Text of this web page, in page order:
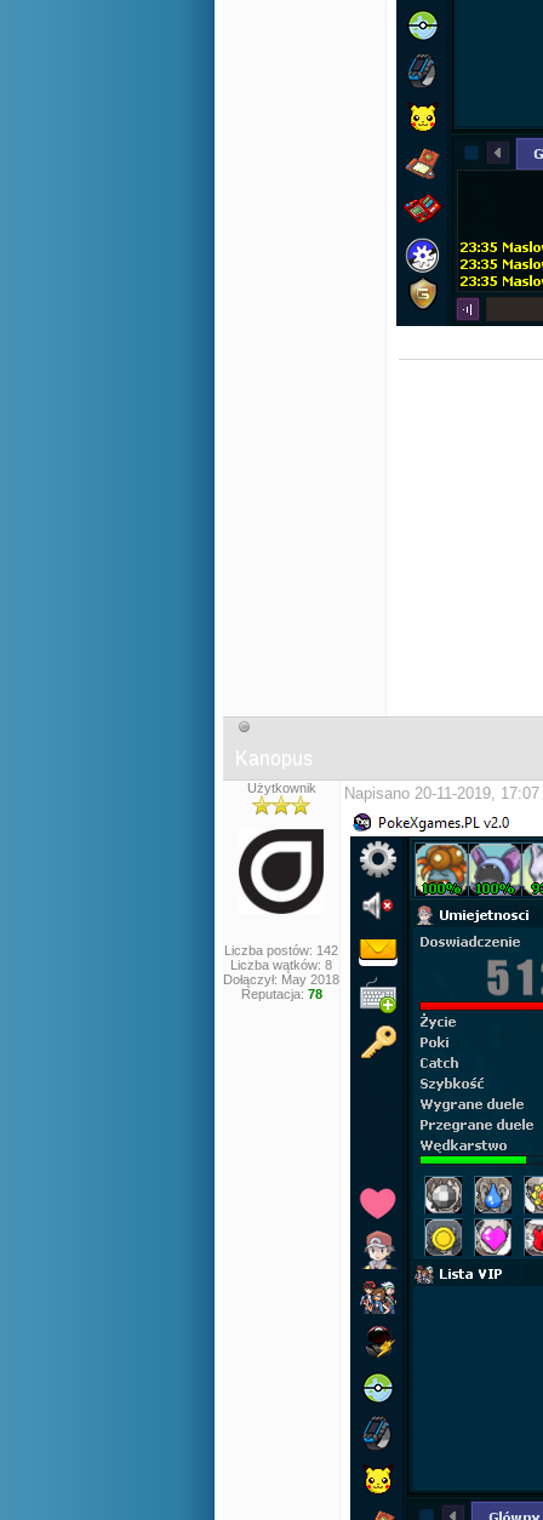
Kanopus
Użytkownik
Liczba postów: 142
Liczba wątków: 8
Dołączył: May 2018
Reputacja: 78
Napisano 20-11-2019, 17:07